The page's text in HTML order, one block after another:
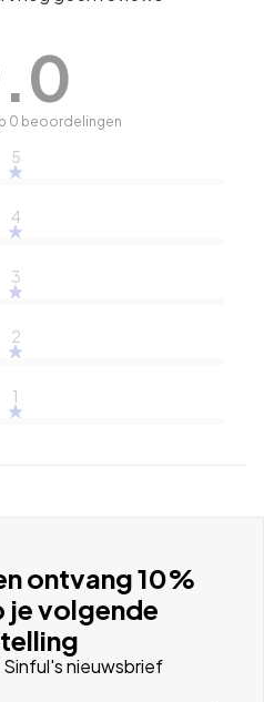
0 beoordelingen
5
4
3
2
1
ontvang 10%
je volgende
Sinful's nieuwsbrief